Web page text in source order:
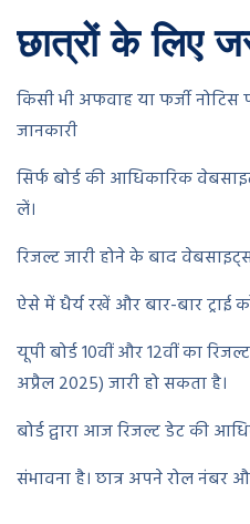
छात्रों के लिए
किसी भी अफवाह या फर्जी नोटिस
जानकारी
सिर्फ बोर्ड की आधिकारिक
लें।
रिजल्ट जारी होने के बाद
ऐसे में धैर्य रखें और बार-बार ट्राई
यूपी बोर्ड 10वीं और 12वीं का
अप्रैल 2025) जारी हो सकता है।
बोर्ड द्वारा आज रिजल्ट डेट की
संभावना है। छात्र अपने रोल